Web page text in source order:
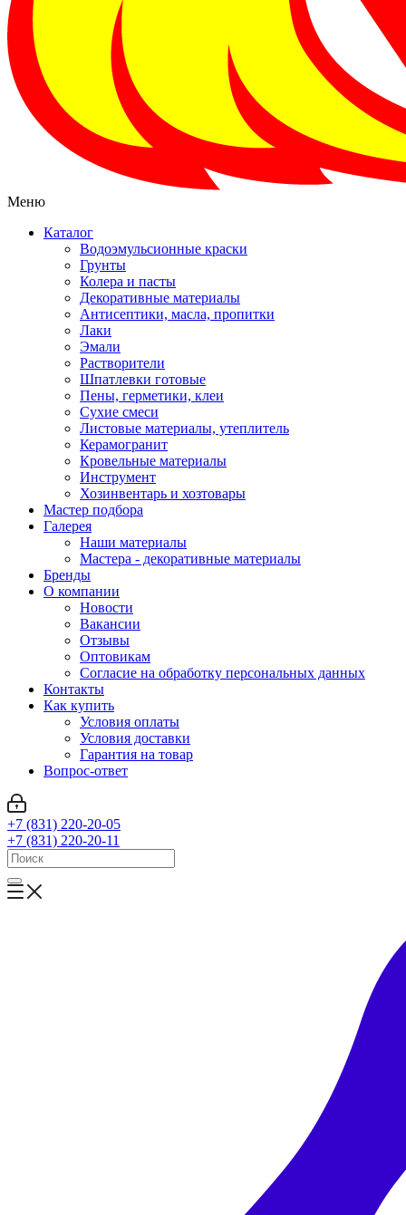
Меню
Каталог
Водоэмульсионные краски
Грунты
Колера и пасты
Декоративные материалы
Антисептики, масла, пропитки
Лаки
Эмали
Растворители
Шпатлевки готовые
Пены, герметики, клеи
Сухие смеси
Листовые материалы, утеплитель
Керамогранит
Кровельные материалы
Инструмент
Хозинвентарь и хозтовары
Мастер подбора
Галерея
Наши материалы
Мастера - декоративные материалы
Бренды
О компании
Новости
Вакансии
Отзывы
Оптовикам
Cогласие на обработку персональных данных
Контакты
Как купить
Условия оплаты
Условия доставки
Гарантия на товар
Вопрос-ответ
+7 (831) 220-20-05
+7 (831) 220-20-11